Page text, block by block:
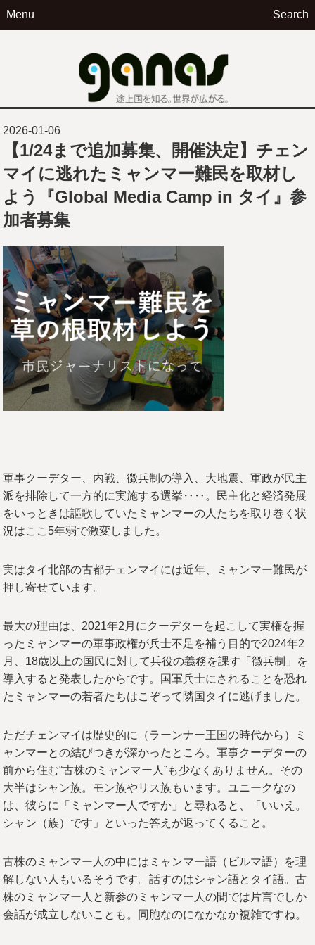
Menu Search
2026-01-06
【1/24まで追加募集、開催決定】チェン
マイに逃れたミャンマー難民を取材し
よう『Global Media Camp in タイ』参
加者募集
軍事クーデター、内戦、徴兵制の導入、大地震、軍政が民主
派を排除して一方的に実施する選挙‥‥。民主化と経済発展
をいっときは謳歌していたミャンマーの人たちを取り巻く状
況はここ5年弱で激変しました。
実はタイ北部の古都チェンマイには近年、ミャンマー難民が
押し寄せています。
最大の理由は、2021年2月にクーデターを起こして実権を握
ったミャンマーの軍事政権が兵士不足を補う目的で2024年2
月、18歳以上の国民に対して兵役の義務を課す「徴兵制」を
導入すると発表したからです。国軍兵士にされることを恐れ
たミャンマーの若者たちはこぞって隣国タイに逃げました。
ただチェンマイは歴史的に（ラーンナー王国の時代から）ミ
ャンマーとの結びつきが深かったところ。軍事クーデターの
前から住む“古株のミャンマー人”も少なくありません。その
大半はシャン族。モン族やリス族もいます。ユニークなの
は、彼らに「ミャンマー人ですか」と尋ねると、「いいえ。
シャン（族）です」といった答えが返ってくること。
古株のミャンマー人の中にはミャンマー語（ビルマ語）を理
解しない人もいるそうです。話すのはシャン語とタイ語。古
株のミャンマー人と新参のミャンマー人の間では片言でしか
会話が成立しないことも。同胞なのになかなか複雑ですね。